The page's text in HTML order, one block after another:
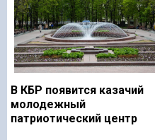
В КБР появится казачий
молодежный
патриотический центр